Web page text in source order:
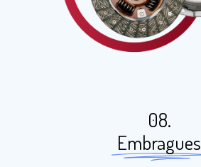
08.
Embragues